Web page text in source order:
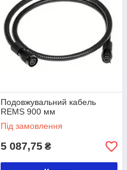
Подовжувальний кабель
REMS 900 мм
Під замовлення
5 087,75 ₴